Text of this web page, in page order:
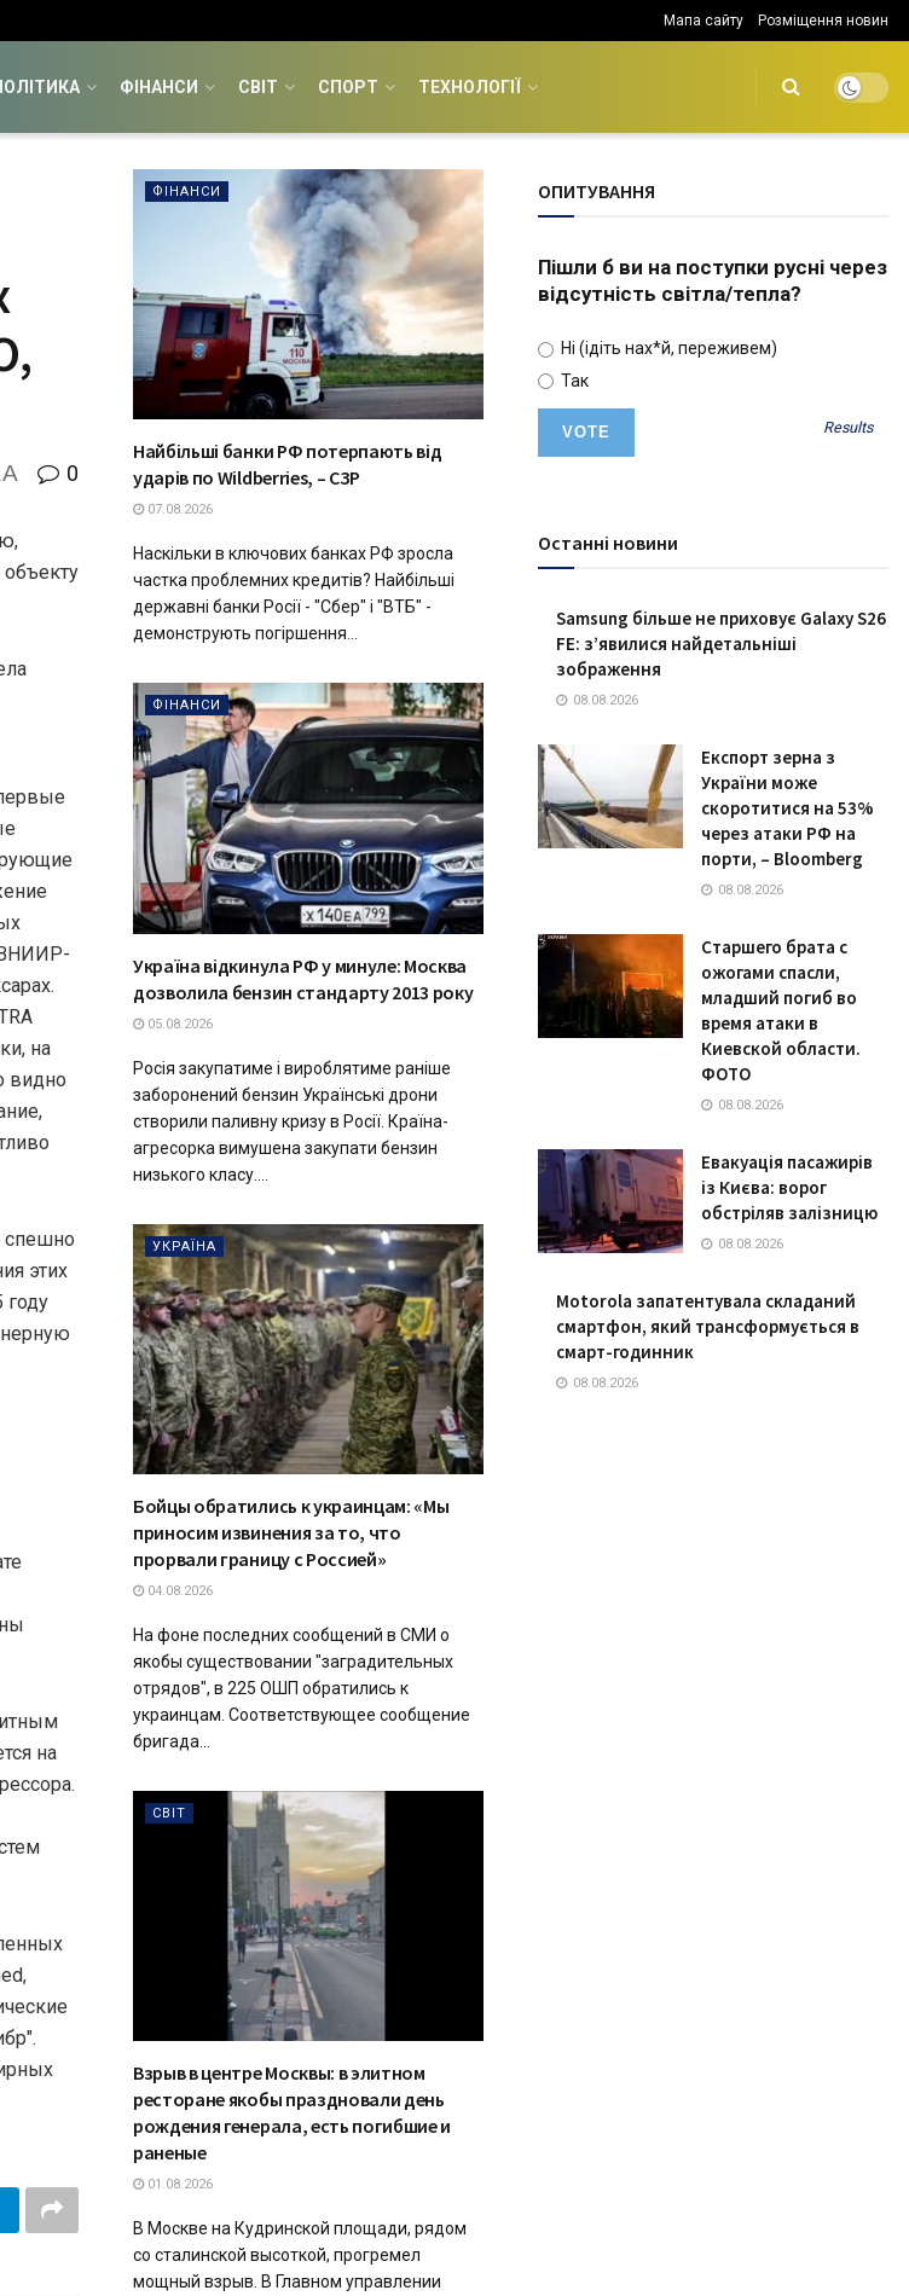
Мапа сайту Розміщення новин
ФІНАНСИ СВІТ СПОРТ ТЕХНОЛОГІЇ
A 0
на
видно
спешно
этих
году
на
ФІНАНСИ
Найбільші банки РФ потерпають від
ударів по Wildberries, – СЗР
07.08.2026
Наскільки в ключових банках РФ зросла
частка проблемних кредитів? Найбільші
державні банки Росії - "Сбер" і "ВТБ" -
демонструють погіршення...
ФІНАНСИ
Україна відкинула РФ у минуле: Москва
дозволила бензин стандарту 2013 року
05.08.2026
Росія закупатиме і вироблятиме раніше
заборонений бензин Українські дрони
створили паливну кризу в Росії. Країна-
агресорка вимушена закупати бензин
низького класу....
УКРАЇНА
Бойцы обратились к украинцам: «Мы
приносим извинения за то, что
прорвали границу с Россией»
04.08.2026
На фоне последних сообщений в СМИ о
якобы существовании "заградительных
отрядов", в 225 ОШП обратились к
украинцам. Соответствующее сообщение
бригада...
СВІТ
Взрыв в центре Москвы: в элитном
ресторане якобы праздновали день
рождения генерала, есть погибшие и
раненые
01.08.2026
В Москве на Кудринской площади, рядом
со сталинской высоткой, прогремел
мощный взрыв. В Главном управлении
ОПИТУВАННЯ
Пішли б ви на поступки русні через
відсутність світла/тепла?
Ні (ідіть нах*й, переживем)
Так
Results
Останні новини
Samsung більше не приховує Galaxy S26
FE: з’явилися найдетальніші
зображення
08.08.2026
Експорт зерна з
України може
скоротитися на 53%
через атаки РФ на
порти, – Bloomberg
08.08.2026
Старшего брата с
ожогами спасли,
младший погиб во
время атаки в
Киевской области.
ФОТО
08.08.2026
Евакуація пасажирів
із Києва: ворог
обстріляв залізницю
08.08.2026
Motorola запатентувала складаний
смартфон, який трансформується в
смарт-годинник
08.08.2026